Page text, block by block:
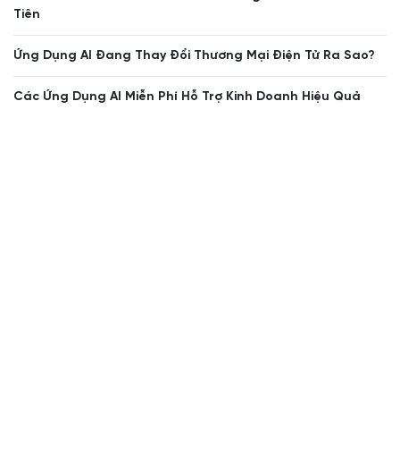
Tiên
Ứng Dụng AI Đang Thay Đổi Thương Mại Điện Tử Ra Sao?
Các Ứng Dụng AI Miễn Phí Hỗ Trợ Kinh Doanh Hiệu Quả